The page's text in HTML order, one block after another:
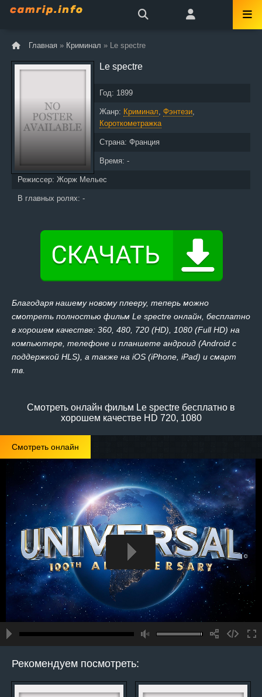
Главная » Криминал » Le spectre
Le spectre
Год: 1899
Жанр: Криминал, Фэнтези,
Короткометражка
Страна: Франция
Время: -
Режиссер: Жорж Мельес
В главных ролях: -
Благодаря нашему новому плееру, теперь можно
смотреть полностью фильм Le spectre онлайн, бесплатно
в хорошем качестве: 360, 480, 720 (HD), 1080 (Full HD) на
компьютере, телефоне и планшете андроид (Android с
поддержкой HLS), а также на iOS (iPhone, iPad) и смарт
тв.
Смотреть онлайн фильм Le spectre бесплатно в
хорошем качестве HD 720, 1080
Смотреть онлайн
Рекомендуем посмотреть: